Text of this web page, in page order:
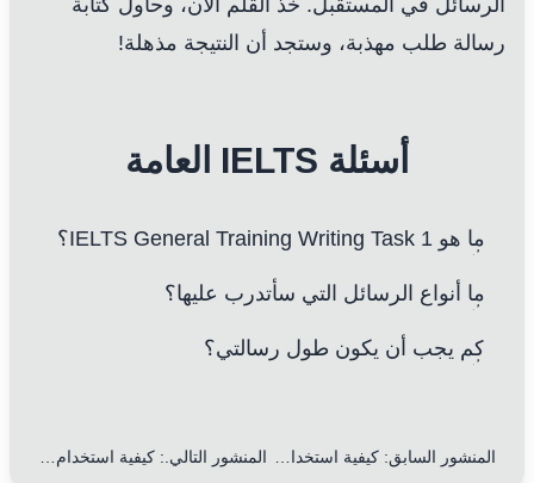
الرسائل في المستقبل. خذ القلم الآن، وحاول كتابة
رسالة طلب مهذبة، وستجد أن النتيجة مذهلة!
أسئلة IELTS العامة
ما هو IELTS General Training Writing Task 1؟
ما أنواع الرسائل التي سأتدرب عليها؟
كم يجب أن يكون طول رسالتي؟
المنشور السابق: كيفية استخدام تعبيرات الشكر بذكاء في الرسائل لتحسين النبرة: 5 نصائح عملية المنشور التالي. : كيفية استخدام روابط منطقية بمهارة في الرسائل لتعزيز التماسك: 10 نصائح عملية